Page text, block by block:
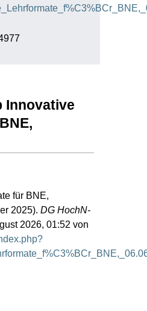
Innovative
für BNE,
2025). DG HochN-
2026, 01:52 von